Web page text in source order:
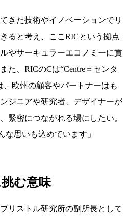
きた技術やイノベーションでリ
ると考え、ここRICという拠点
やサーキュラーエコノミーに貢
た、RICのCは“Centre＝センタ
、欧州の顧客やパートナーはも
ジニアや研究者、デザイナーが
緊密につながれる場にしたい。
な思いも込めています」
む意味
リストル研究所の副所長として